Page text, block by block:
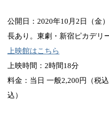
公開日：2020年10月2日（金
長あり。東劇・新宿ピカデリ
上映館はこちら
上映時間：2時間18分
料金：当日 一般2,200円（税
込）